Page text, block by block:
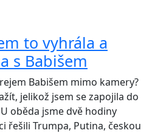
to vyhrála a
s Babišem
Babišem mimo kamery?
jelikož jsem se zapojila do
oběda jsme dvě hodiny
řešili Trumpa, Putina, českou